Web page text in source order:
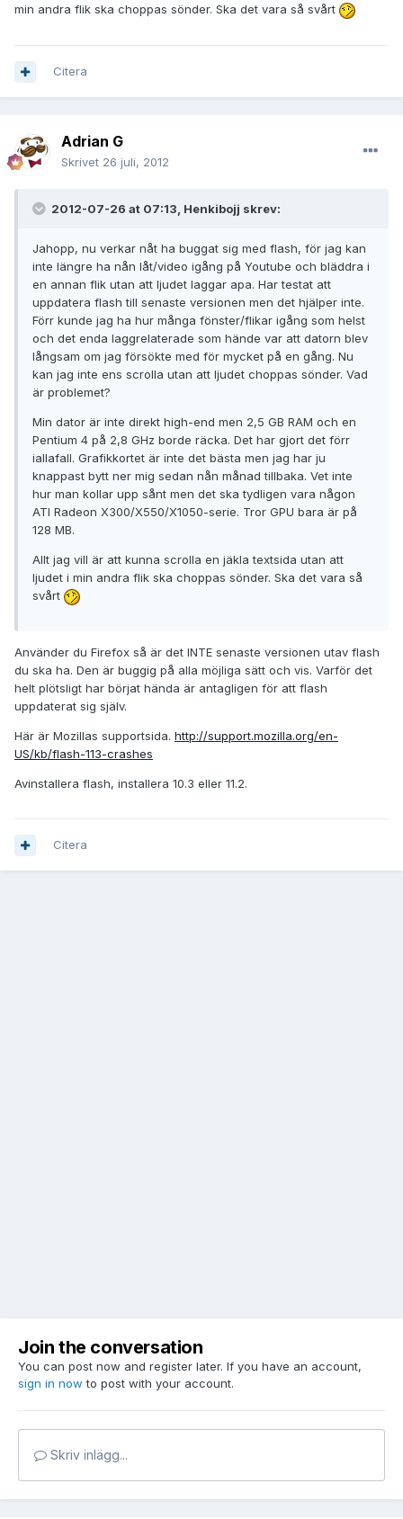
min andra flik ska choppas sönder. Ska det vara så svårt
Citera
Adrian G
Skrivet 26 juli, 2012
2012-07-26 at 07:13, Henkibojj skrev:
Jahopp, nu verkar nåt ha buggat sig med flash, för jag kan
inte längre ha nån låt/video igång på Youtube och bläddra i
en annan flik utan att ljudet laggar apa. Har testat att
uppdatera flash till senaste versionen men det hjälper inte.
Förr kunde jag ha hur många fönster/flikar igång som helst
och det enda laggrelaterade som hände var att datorn blev
långsam om jag försökte med för mycket på en gång. Nu
kan jag inte ens scrolla utan att ljudet choppas sönder. Vad
är problemet?
Min dator är inte direkt high-end men 2,5 GB RAM och en
Pentium 4 på 2,8 GHz borde räcka. Det har gjort det förr
iallafall. Grafikkortet är inte det bästa men jag har ju
knappast bytt ner mig sedan nån månad tillbaka. Vet inte
hur man kollar upp sånt men det ska tydligen vara någon
ATI Radeon X300/X550/X1050-serie. Tror GPU bara är på
128 MB.
Allt jag vill är att kunna scrolla en jäkla textsida utan att
ljudet i min andra flik ska choppas sönder. Ska det vara så
svårt
Använder du Firefox så är det INTE senaste versionen utav flash
du ska ha. Den är buggig på alla möjliga sätt och vis. Varför det
helt plötsligt har börjat hända är antagligen för att flash
uppdaterat sig själv.
Här är Mozillas supportsida. http://support.mozilla.org/en-
US/kb/flash-113-crashes
Avinstallera flash, installera 10.3 eller 11.2.
Citera
Join the conversation
You can post now and register later. If you have an account,
sign in now to post with your account.
Skriv inlägg...